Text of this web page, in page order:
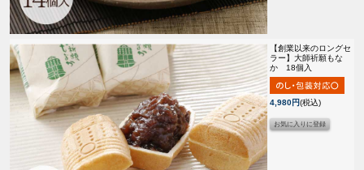
【創業以来のロングセ
ラー】 大師祈願もな
か 18個入
4,980円(税込)